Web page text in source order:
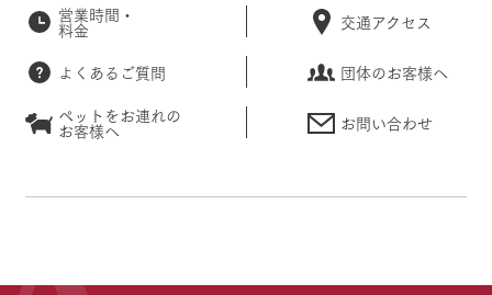
営業時間・
料金 交通アクセス
よくあるご質問
団体のお客様へ
ペットをお連れの
お客様へ お問い合わせ